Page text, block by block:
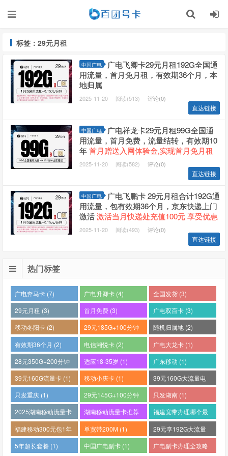
标签：29元月租
中国广电
广电飞卿卡29元月租192G全国通
用流量，首月免月租，有效期36个月，本
地归属
2025-11-20 阅读(513) 评论(0)
直达链接
中国广电
广电祥龙卡29元月租99G全国通
用流量，首月免费，流量结转，有效期10
年首月赠送入网体验金,实现首月免月租
2025-11-20 阅读(582) 评论(0)
直达链接
中国广电
广电飞鹏卡 29元月租合计192G通
用流量，包有效期36个月，京东快递上门
激活激活当月快递处充值100元 享受优惠
2025-11-20 阅读(493) 评论(0)
直达链接
热门标签
广电奔马卡 (7) 广电升卿卡 (4)
全国发货 (3)
29元月租 (3)
首月免费 (3)
广电双百卡 (3)
移动冬阳卡 (2)
29元185G+100分钟
(2)
随机归属地 (2)
有效期36个月 (2)
电信湘悦卡 (2)
广电大龙卡 (1)
28元350G+200分钟
(1)
适应18-35岁 (1)
广东移动 (1)
39元160G流量卡 (1)
移动小庆卡 (1)
39元160G大流量电
话卡 (1)
只发重庆 (1)
29元145G+100分钟
(1)
只发湖南 (1)
2025湖南移动流量卡
哪个好 (1)
湖南移动流量卡推荐
(1)
福建宽带办理哪个最
便宜 (1)
福建移动300元包1年
(1)
单宽带200M (1)
29元享192G大流量
(1)
5年超长套餐 (1) 中国广电副卡 (1)
广电副卡办理全攻略